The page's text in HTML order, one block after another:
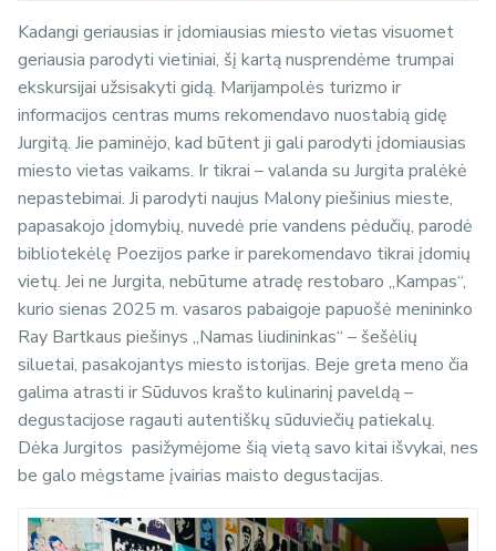
Kadangi geriausias ir įdomiausias miesto vietas visuomet
geriausia parodyti vietiniai, šį kartą nusprendėme trumpai
ekskursijai užsisakyti gidą. Marijampolės turizmo ir
informacijos centras mums rekomendavo nuostabią gidę
Jurgitą. Jie paminėjo, kad būtent ji gali parodyti įdomiausias
miesto vietas vaikams. Ir tikrai – valanda su Jurgita pralėkė
nepastebimai. Ji parodyti naujus Malony piešinius mieste,
papasakojo įdomybių, nuvedė prie vandens pėdučių, parodė
bibliotekėlę Poezijos parke ir parekomendavo tikrai įdomių
vietų. Jei ne Jurgita, nebūtume atradę restobaro „Kampas“,
kurio sienas 2025 m. vasaros pabaigoje papuošė menininko
Ray Bartkaus piešinys „Namas liudininkas“ – šešėlių
siluetai, pasakojantys miesto istorijas. Beje greta meno čia
galima atrasti ir Sūduvos krašto kulinarinį paveldą –
degustacijose ragauti autentiškų sūduviečių patiekalų.
Dėka Jurgitos pasižymėjome šią vietą savo kitai išvykai, nes
be galo mėgstame įvairias maisto degustacijas.